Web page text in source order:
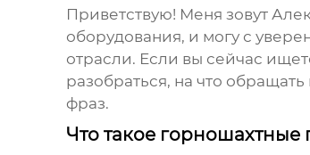
Приветствую! Меня зовут
оборудования, и могу с
отрасли. Если вы сейчас
разобраться, на что
фраз.
Что такое